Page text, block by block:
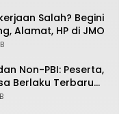
Salah? Begini
Alamat, HP di JMO
Non-PBI: Peserta,
Berlaku Terbaru